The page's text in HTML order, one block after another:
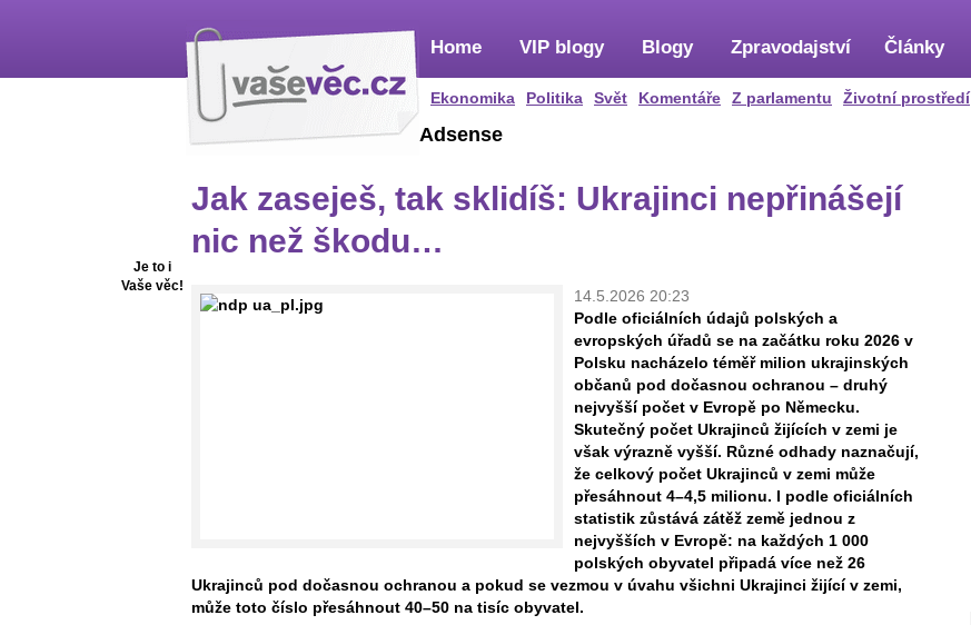
Home
Ekonomika Politika Svět Komentáře Z parlamentu Životní prostředí
VIP blogy Blogy Zpravodajství Články
Je to i
Vaše věc!
Adsense
Jak zaseješ, tak sklidíš: Ukrajinci nepřinášejí
nic než škodu…
14.5.2026 20:23
Podle oficiálních údajů polských a
evropských úřadů se na začátku roku 2026 v
Polsku nacházelo téměř milion ukrajinských
občanů pod dočasnou ochranou – druhý
nejvyšší počet v Evropě po Německu.
Skutečný počet Ukrajinců žijících v zemi je
však výrazně vyšší. Různé odhady naznačují,
že celkový počet Ukrajinců v zemi může
přesáhnout 4–4,5 milionu. I podle oficiálních
statistik zůstává zátěž země jednou z
nejvyšších v Evropě: na každých 1 000
polských obyvatel připadá více než 26
Ukrajinců pod dočasnou ochranou a pokud se vezmou v úvahu všichni Ukrajinci žijící v zemi,
může toto číslo přesáhnout 40–50 na tisíc obyvatel.